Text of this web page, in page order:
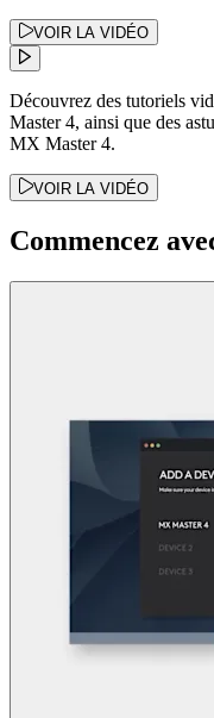
VOIR LA VIDÉO
Découvrez des tutoriels
Master 4, ainsi que des
MX Master 4.
VOIR LA VIDÉO
Commencez